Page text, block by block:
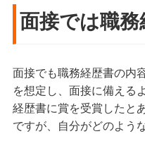
面接では職
面接でも職務経歴書の内
を想定し、面接に備える
経歴書に賞を受賞したと
ですが、自分がどのよう